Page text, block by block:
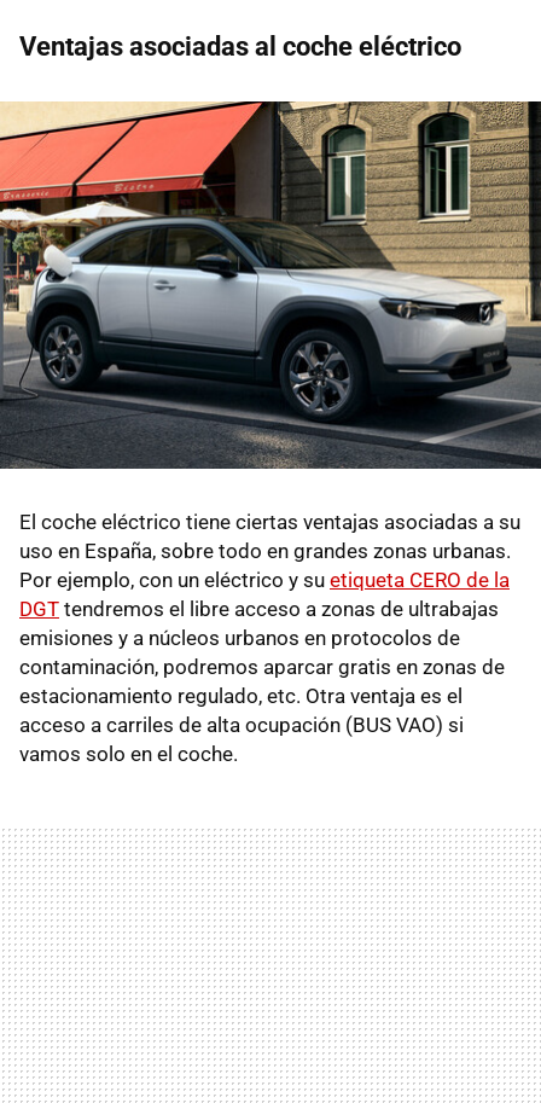
Ventajas asociadas al coche eléctrico
El coche eléctrico tiene ciertas ventajas asociadas a su
uso en España, sobre todo en grandes zonas urbanas.
Por ejemplo, con un eléctrico y su etiqueta CERO de la
DGT tendremos el libre acceso a zonas de ultrabajas
emisiones y a núcleos urbanos en protocolos de
contaminación, podremos aparcar gratis en zonas de
estacionamiento regulado, etc. Otra ventaja es el
acceso a carriles de alta ocupación (BUS VAO) si
vamos solo en el coche.